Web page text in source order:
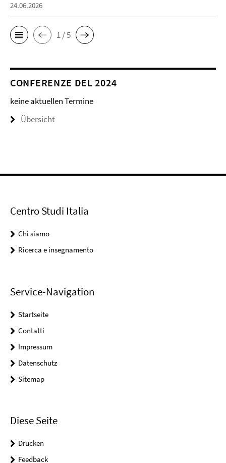
24.06.2026
1 / 5
CONFERENZE DEL 2024
keine aktuellen Termine
Übersicht
Centro Studi Italia
Chi siamo
Ricerca e insegnamento
Service-Navigation
Startseite
Contatti
Impressum
Datenschutz
Sitemap
Diese Seite
Drucken
Feedback